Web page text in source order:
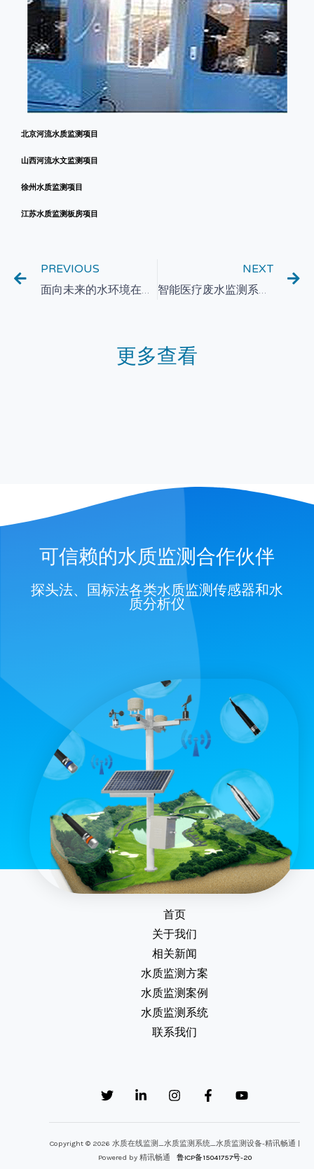
北京河流水质监测项目
山西河流水文监测项目
徐州水质监测项目
江苏水质监测板房项目
PREVIOUS
面向未来的水环境在线监测系统建设探讨
NEXT
智能医疗废水监测系统：实现废水处理的透明化和自动化
更多查看
可信赖的水质监测合作伙伴
探头法、国标法各类水质监测传感器和水
质分析仪
首页
关于我们
相关新闻
水质监测方案
水质监测案例
水质监测系统
联系我们
Copyright © 2026 水质在线监测_水质监测系统_水质监测设备-精讯畅通 |
Powered by 精讯畅通 鲁ICP备15041757号-20